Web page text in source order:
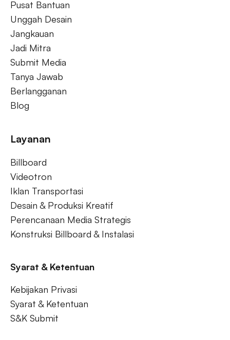
Pusat Bantuan
Unggah Desain
Jangkauan
Jadi Mitra
Submit Media
Tanya Jawab
Berlangganan
Blog
Layanan
Billboard
Videotron
Iklan Transportasi
Desain & Produksi Kreatif
Perencanaan Media Strategis
Konstruksi Billboard & Instalasi
Syarat & Ketentuan
Kebijakan Privasi
Syarat & Ketentuan
S&K Submit